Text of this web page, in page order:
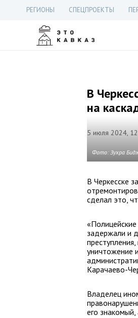
РЕГИОНЫ СПЕЦПРОЕКТЫ
В
на
5 июля 2024,
Фото: Зухра
В Черкесске
сделал это,
задержали и
уничтожение
Карачаево-
Владелец
его